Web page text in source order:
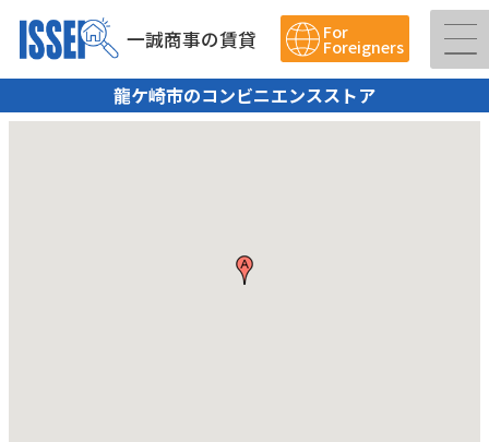
一誠商事の賃貸 For
Foreigners
龍ケ崎市のコンビニエンスストア